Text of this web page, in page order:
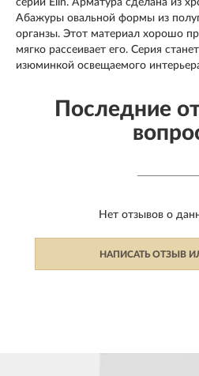
серии Elin. Арматура сделана из
Абажуры овальной формы из
органзы. Этот материал хорошо
мягко рассеивает его. Серия
изюминкой освещаемого
Последние
Нет отзывов о
НАПИСАТЬ ОТЗЫВ